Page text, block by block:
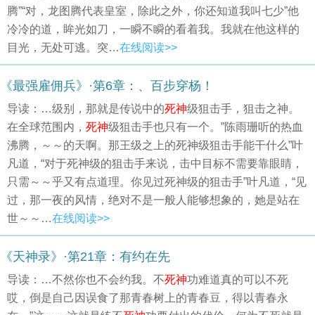
腾”“对，龙图腾代表皇室，除此之外，你还知道我叫七少”他
冷冷的道，眸光如刀，一瞬不瞬的看着我。我就在他这样的
目光，无处可逃。突…在线阅读>>
《最强雇佣兵》·第6章：、百步穿杨！
导读：…级别，那就是传说中的死神级狙击手，狙击之神。
在全球范围内， 死神级狙击手也只有一个。”陈雨珊听的热血
沸腾，～～的天啊。那王级之上的死神级狙击手能干什么”叶
凡道，“对于死神级的狙击手来说，击中目标不需要靠眼睛，
只需～～乎又有点道理。你见过死神级的狙击手”叶凡道，“见
过，那一夜的风情，绝对不是一般人能够想象的，她是站在
世～～…在线阅读>>
《天神录》·第21章：有约在先
导读：…不然你也不会约我。不死神功难道真的可以不死
哎，倒是自己因误食了那青春树上的青春豆，得以青春永